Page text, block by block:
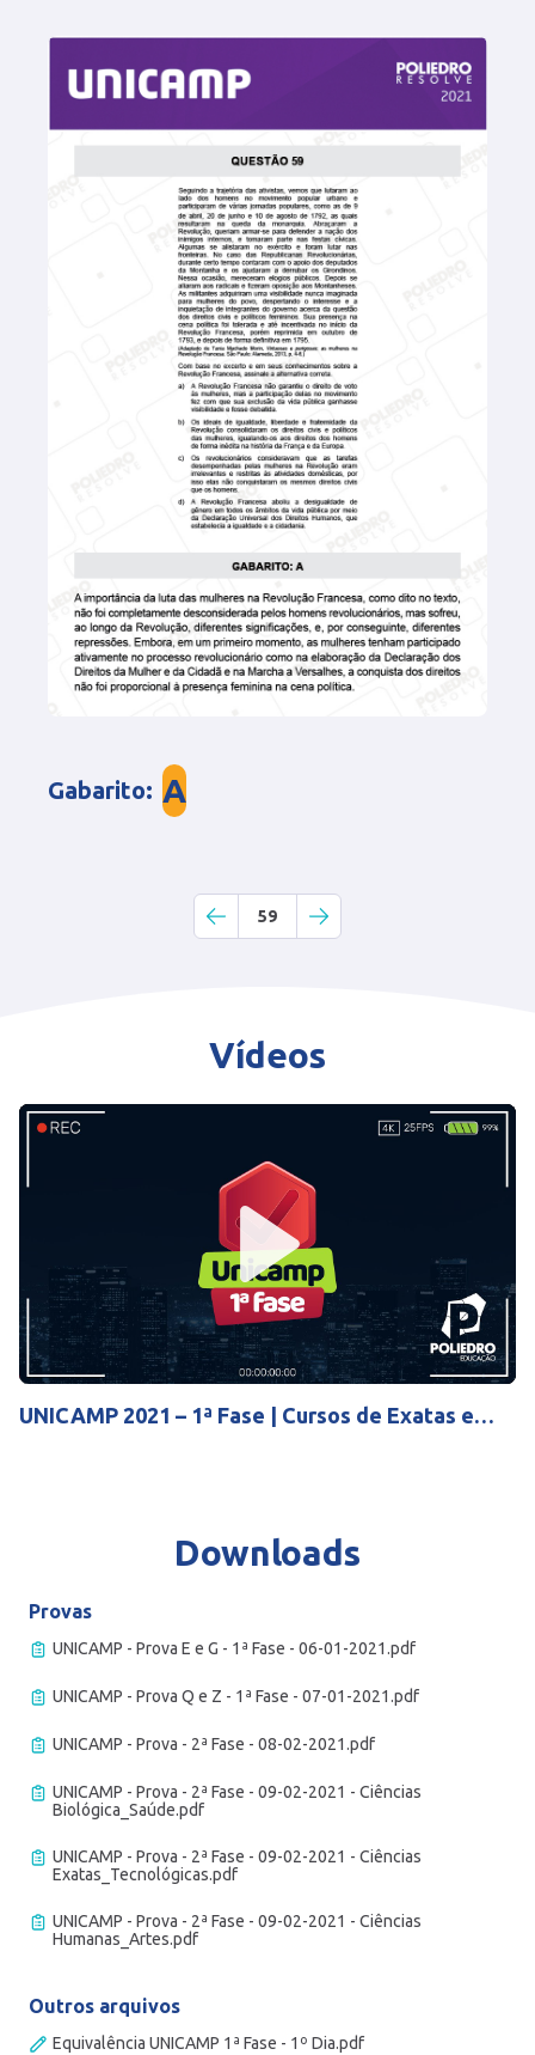
Gabarito: A
59
Vídeos
Mute Settings
Play
UNICAMP 2021 – 1ª Fase | Cursos de Exatas e
Downloads
Provas
UNICAMP - Prova E e G - 1ª Fase - 06-01-2021.pdf
UNICAMP - Prova Q e Z - 1ª Fase - 07-01-2021.pdf
UNICAMP - Prova - 2ª Fase - 08-02-2021.pdf
UNICAMP - Prova - 2ª Fase - 09-02-2021 - Ciências
Biológica_Saúde.pdf
UNICAMP - Prova - 2ª Fase - 09-02-2021 - Ciências
Exatas_Tecnológicas.pdf
UNICAMP - Prova - 2ª Fase - 09-02-2021 - Ciências
Humanas_Artes.pdf
Outros arquivos
Equivalência UNICAMP 1ª Fase - 1º Dia.pdf